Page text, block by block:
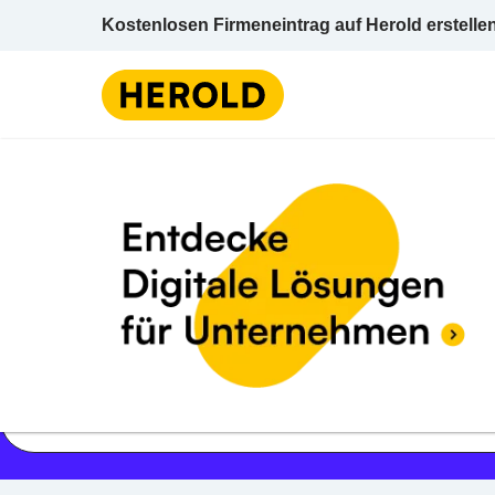
Kostenlosen Firmeneintrag auf Herold